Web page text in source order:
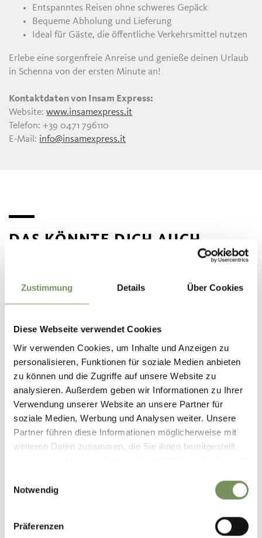
Zustimmung Details Über Cookies
Diese Webseite verwendet Cookies
Wir verwenden Cookies, um Inhalte und Anzeigen zu
personalisieren, Funktionen für soziale Medien anbieten
zu können und die Zugriffe auf unsere Website zu
analysieren. Außerdem geben wir Informationen zu Ihrer
Verwendung unserer Website an unsere Partner für
soziale Medien, Werbung und Analysen weiter. Unsere
Partner führen diese Informationen möglicherweise mit
weiteren Daten zusammen, die Sie ihnen bereitgestellt
Notwendig
Präferenzen
Entspanntes Reisen ohne schweres Gepäck
Bequeme Abholung und Lieferung
Ideal für Gäste, die öffentliche Verkehrsmittel nutzen
Erlebe eine sorgenfreie Anreise und genieße deinen Urlaub
in Schenna von der ersten Minute an!
Kontaktdaten von Insam Express:
Website:www.insamexpress.it
Telefon: +39 0471 796110
E-Mail: info@insamexpress.it
DAS KÖNNTE DICH AUCH
MERANER LAND EXPRESS ANREISE MIT DER BAHN